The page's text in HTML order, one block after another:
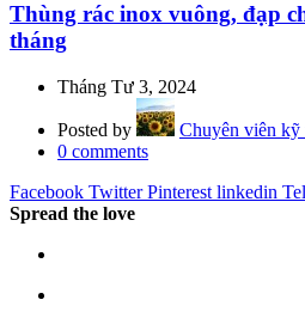
Thùng rác inox vuông, đạp
tháng
Tháng Tư 3, 2024
Posted by
Chuyên viên kỹ
0 comments
Facebook Twitter Pinterest linkedin
Spread the love